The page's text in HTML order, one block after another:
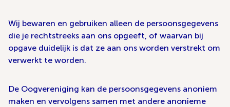
Wij bewaren en gebruiken alleen de persoonsgegevens
die je rechtstreeks aan ons opgeeft, of waarvan bij
opgave duidelijk is dat ze aan ons worden verstrekt om
verwerkt te worden.
De Oogvereniging kan de persoonsgegevens anoniem
maken en vervolgens samen met andere anonieme